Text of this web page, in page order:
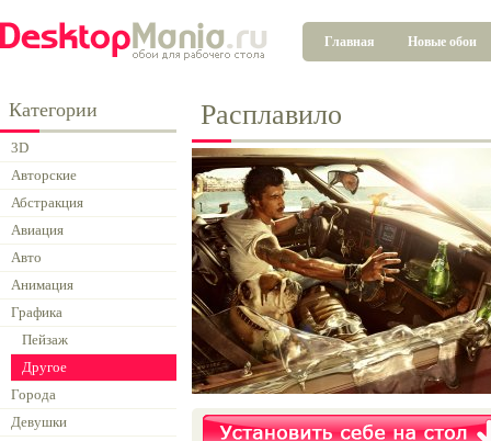
Главная Новые обои
Категории
3D
Авторские
Абстракция
Авиация
Авто
Анимация
Графика
Пейзаж
Другое
Города
Девушки
Расплавило